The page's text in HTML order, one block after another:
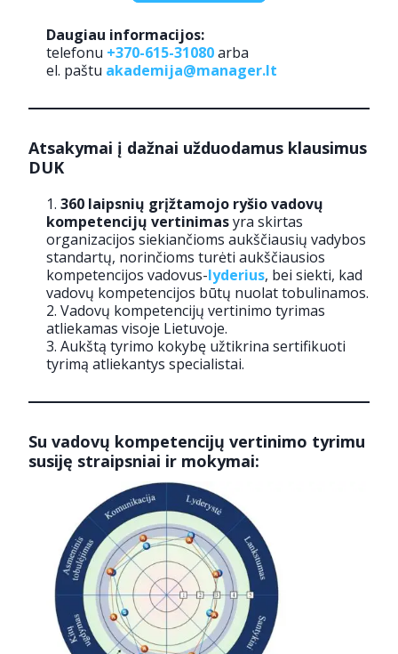
Daugiau informacijos:
telefonu +370-615-31080arba
el. paštu akademija@manager.lt
Atsakymai į dažnai užduodamus klausimus
DUK
360 laipsnių grįžtamojo ryšio vadovų
kompetencijų vertinimasyra skirtas
organizacijos siekiančioms aukščiausių vadybos
standartų, norinčioms turėti aukščiausios
kompetencijos vadovus-lyderius, bei siekti, kad
vadovų kompetencijos būtų nuolat tobulinamos.
Vadovų kompetencijų vertinimo tyrimas
atliekamas visoje Lietuvoje.
Aukštą tyrimo kokybę užtikrina sertifikuoti
tyrimą atliekantys specialistai.
Su vadovų kompetencijų vertinimo tyrimu
susiję straipsniai ir mokymai: